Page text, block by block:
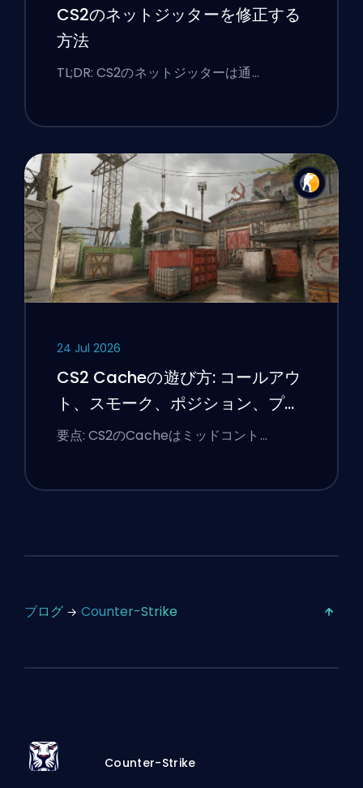
CS2のネットジッターを修正する
方法
TL;DR: CS2のネットジッターは通…
24 Jul 2026
CS2 Cacheの遊び方: コールアウ
ト、スモーク、ポジション、プレ
ミアのヒント
要点: CS2のCacheはミッドコント…
ブログ Counter-Strike
Counter-Strike